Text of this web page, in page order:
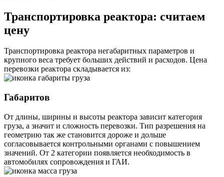
Транспортировка реактора: считаем
цену
Транспортировка реактора негабаритных параметров и
крупного веса требует больших действий и расходов. Цена
перевозки реактора складывается из:
Габаритов
От длины, ширины и высоты реактора зависит категория
груза, а значит и сложность перевозки. Тип разрешения на
геометрию так же становится дороже и дольше
согласовывается контрольными органами с повышением
значений. От 2 категории появляется необходимость в
автомобилях сопровождения и ГАИ.